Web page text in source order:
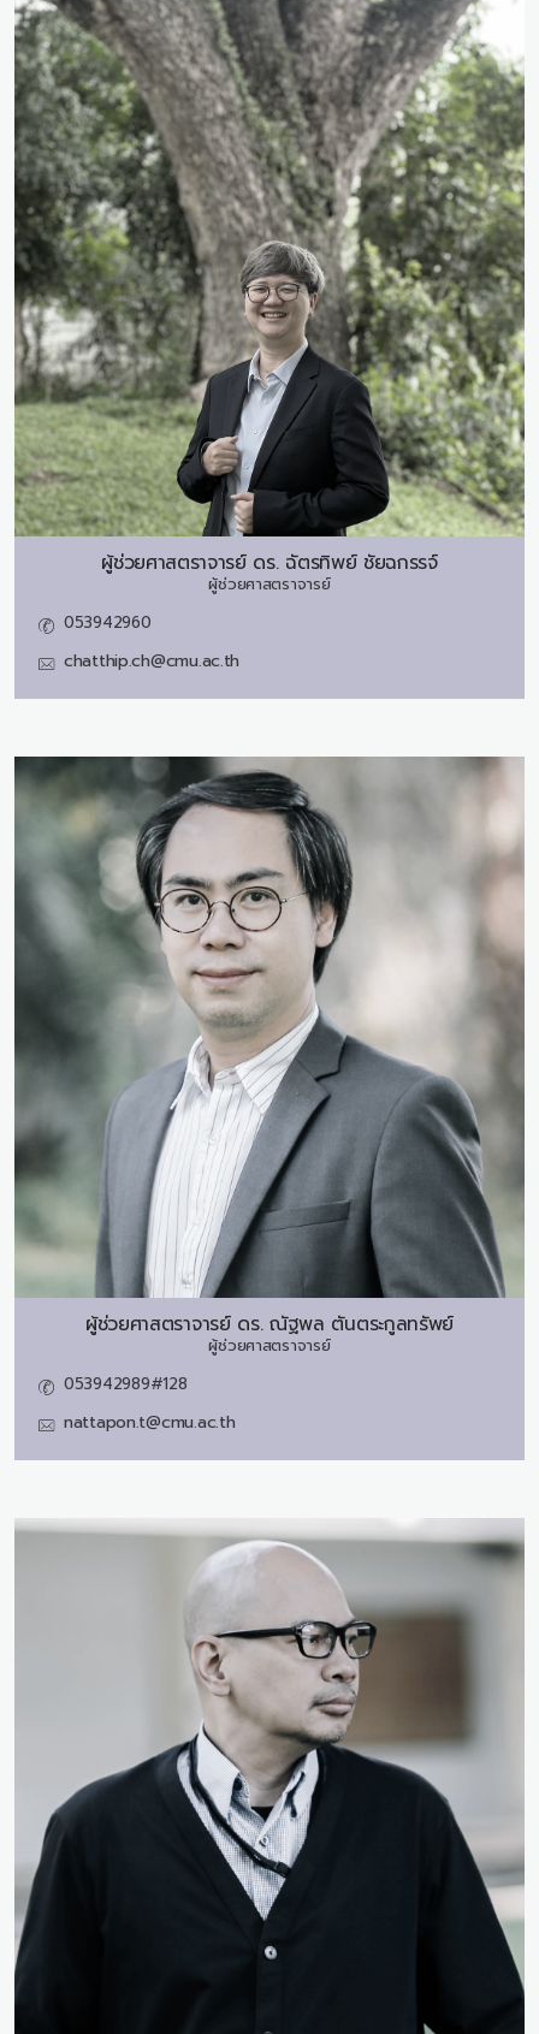
ผู้ช่วยศาสตราจารย์ ดร. ฉัตรทิพย์ ชัยฉกรรจ์
ผู้ช่วยศาสตราจารย์
053942960
chatthip.ch@cmu.ac.th
ผู้ช่วยศาสตราจารย์ ดร. ณัฐพล ตันตระกูลทรัพย์
ผู้ช่วยศาสตราจารย์
053942989#128
nattapon.t@cmu.ac.th